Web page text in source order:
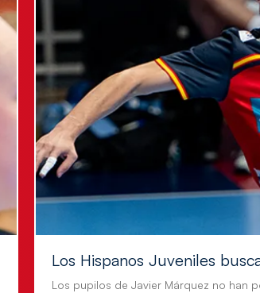
Los Hispanos Juveniles
Los pupilos de Javier Márquez no han